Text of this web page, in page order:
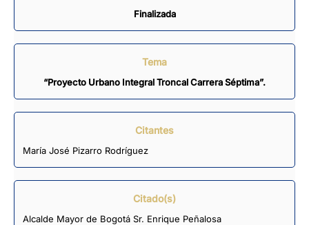
Finalizada
Tema
“Proyecto Urbano Integral Troncal Carrera Séptima”.
Citantes
María José Pizarro Rodríguez
Citado(s)
Alcalde Mayor de Bogotá Sr. Enrique Peñalosa